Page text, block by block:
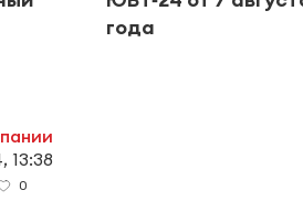
года
13:38
0